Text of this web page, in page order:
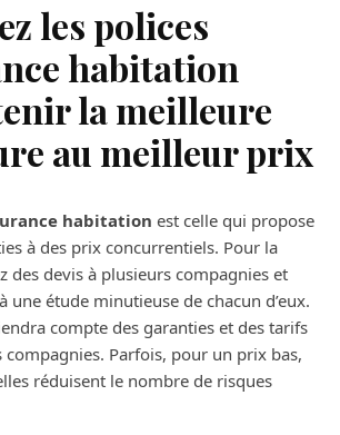
les polices
habitation
la meilleure
au meilleur prix
habitation est celle qui propose
à des prix concurrentiels. Pour la
des devis à plusieurs compagnies et
une étude minutieuse de chacun d’eux.
compte des garanties et des tarifs
compagnies. Parfois, pour un prix bas,
réduisent le nombre de risques